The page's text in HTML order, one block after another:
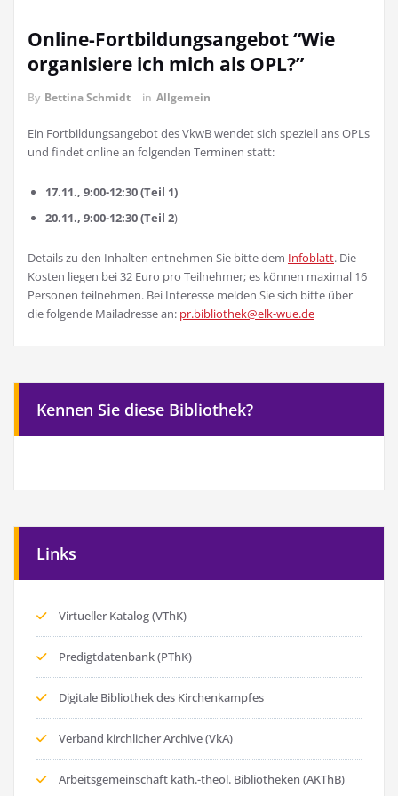
Online-Fortbildungsangebot “Wie
organisiere ich mich als OPL?”
By Bettina Schmidt in Allgemein
Ein Fortbildungsangebot des VkwB wendet sich speziell ans OPLs
und findet online an folgenden Terminen statt:
17.11., 9:00-12:30 (Teil 1)
20.11., 9:00-12:30 (Teil 2)
Details zu den Inhalten entnehmen Sie bitte dem Infoblatt. Die
Kosten liegen bei 32 Euro pro Teilnehmer; es können maximal 16
Personen teilnehmen. Bei Interesse melden Sie sich bitte über
die folgende Mailadresse an: pr.bibliothek@elk-wue.de
Kennen Sie diese Bibliothek?
Links
Virtueller Katalog (VThK)
Predigtdatenbank (PThK)
Digitale Bibliothek des Kirchenkampfes
Verband kirchlicher Archive (VkA)
Arbeitsgemeinschaft kath.-theol. Bibliotheken (AKThB)